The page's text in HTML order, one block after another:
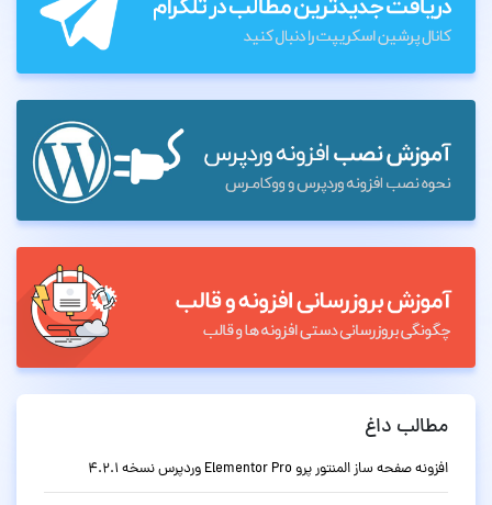
مطالب داغ
افزونه صفحه ساز المنتور پرو Elementor Pro وردپرس نسخه 4.2.1